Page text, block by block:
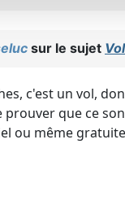
sur le sujet
c'est un vol,
prouver que ce
ou même